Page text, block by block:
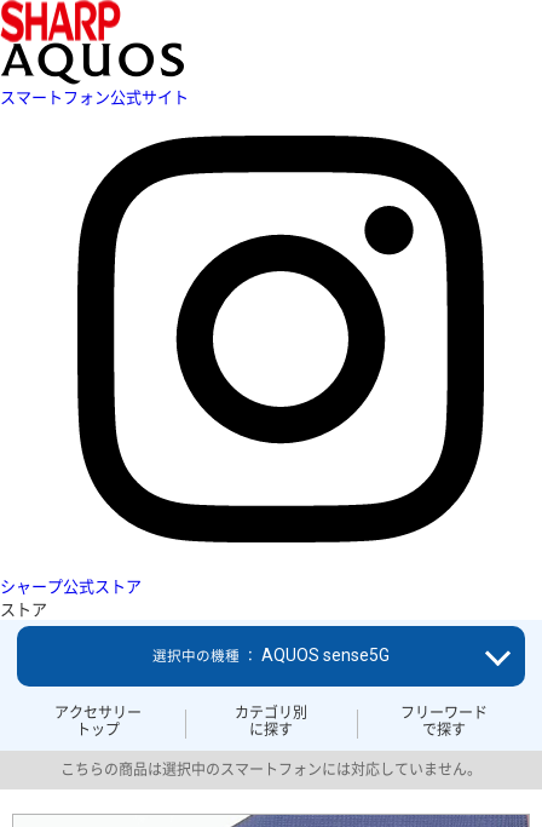
スマートフォン公式サイト
シャープ公式ストア
ストア
アクセサリー
トップ
カテゴリ別
に探す
フリーワード
で探す
選択中の機種 ： AQUOS sense5G
こちらの商品は選択中のスマートフォンには対応していません。